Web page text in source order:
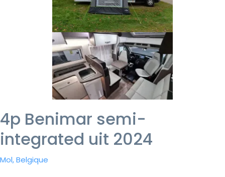
4p Benimar semi-
integrated uit 2024
Mol, Belgique